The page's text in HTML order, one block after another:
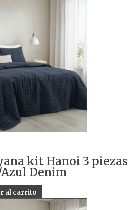
kit Hanoi 3 piezas
Azul Denim
al carrito